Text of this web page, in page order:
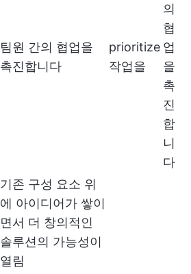
팀원 간의 협업을
촉진합니다
prioritize
작업을
의
협
업
을
촉
진
합
니
다
기존 구성 요소 위
에 아이디어가 쌓이
면서 더 창의적인
솔루션의 가능성이
열림